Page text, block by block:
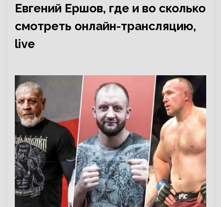
Евгений Ершов, где и во сколько
смотреть онлайн-трансляцию,
live